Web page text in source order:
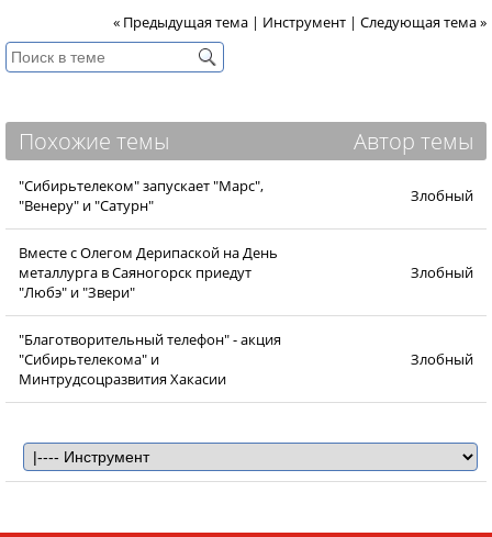
« Предыдущая тема | Инструмент | Следующая тема »
Похожие темы Автор темы
"Сибирьтелеком" запускает "Марс",
"Венеру" и "Сатурн"
Злобный
Вместе с Олегом Дерипаской на День
металлурга в Саяногорск приедут
"Любэ" и "Звери"
Злобный
"Благотворительный телефон" - акция
"Сибирьтелекома" и
Минтрудсоцразвития Хакасии
Злобный